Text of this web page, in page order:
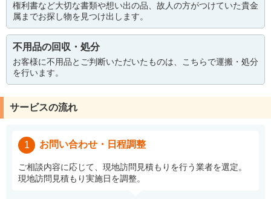
権利書など大切な書類や想い出の品、故人の方がつけていた貴金
属までお探し物を見つけ出します。
不用品の回収・処分
お客様に不用品とご判断いただいたものは、こちらで運搬・処分
を行います。
サービスの流れ
1 お問い合わせ・日程調整
ご相談内容に応じて、現地訪問見積もりを行う業者を選定。
現地訪問見積もり実施日を調整。